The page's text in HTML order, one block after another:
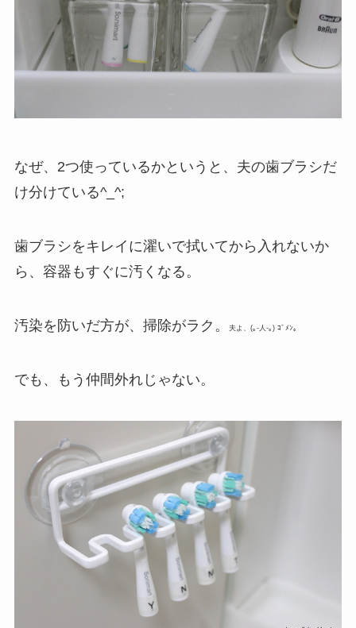
なぜ、2つ使っているかというと、夫の歯ブラシだ
け分けている^_^;
歯ブラシをキレイに濯いで拭いてから入れないか
ら、容器もすぐに汚くなる。
汚染を防いだ方が、掃除がラク。 夫よ、(｡-人-｡) ｺﾞﾒﾝ。
でも、もう仲間外れじゃない。